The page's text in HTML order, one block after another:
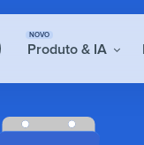
NOVO
Produto & IA